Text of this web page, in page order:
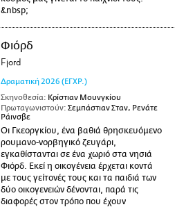
&nbsp;
Φιόρδ
Fjord
Δραματική 2026 (ΕΓΧΡ.)
Σκηνοθεσία: Κρίστιαν Μουνγκίου
Πρωταγωνιστούν: Σεμπάστιαν Σταν, Ρενάτε
Ράινσβε
Οι Γκεοργκίου, ένα βαθιά θρησκευόμενο
ρουμανο-νορβηγικό ζευγάρι,
εγκαθίστανται σε ένα χωριό στα νησιά
Φιόρδ. Εκεί η οικογένεια έρχεται κοντά
με τους γείτονές τους και τα παιδιά των
δύο οικογενειών δένονται, παρά τις
διαφορές στον τρόπο που έχουν